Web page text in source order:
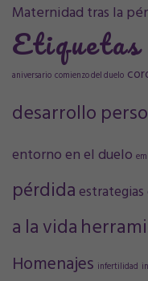
Maternidad tras la
Etiquetas
aniversario comienzo del duelo
desarrollo
entorno en el duelo
pérdida
a la vida
Homenajes infertilidad